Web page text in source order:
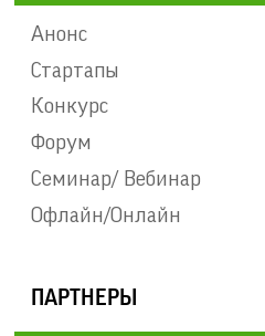
Анонс
Стартапы
Конкурс
Форум
Семинар/ Вебинар
Офлайн/Онлайн
ПАРТНЕРЫ